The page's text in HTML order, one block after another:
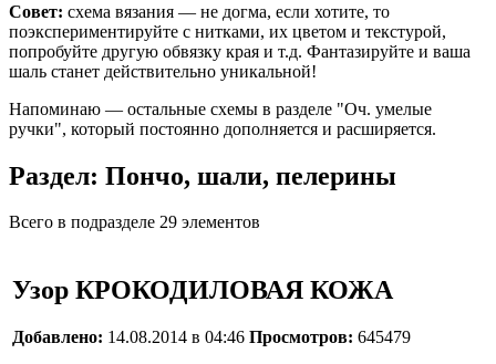
Совет: схема вязания — не догма, если хотите, то
поэкспериментируйте с нитками, их цветом и текстурой,
попробуйте другую обвязку края и т.д. Фантазируйте и ваша
шаль станет действительно уникальной!
Напоминаю — остальные схемы в разделе "Оч. умелые
ручки", который постоянно дополняется и расширяется.
Раздел: Пончо, шали, пелерины
Всего в подразделе 29 элементов
Узор КРОКОДИЛОВАЯ КОЖА
Добавлено: 14.08.2014 в 04:46 Просмотров: 645479